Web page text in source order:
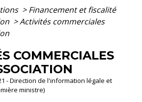
> Financement et fiscalité
>Activités commerciales
COMMERCIALES
- Direction de l'information légale et
ministre)